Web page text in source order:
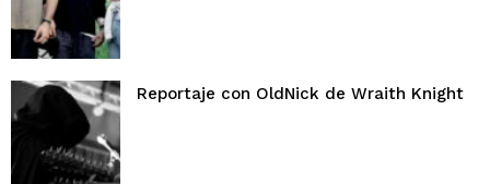
Reportaje con OldNick de Wraith Knight